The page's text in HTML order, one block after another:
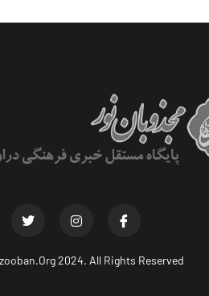
2024. All Rights Reserved